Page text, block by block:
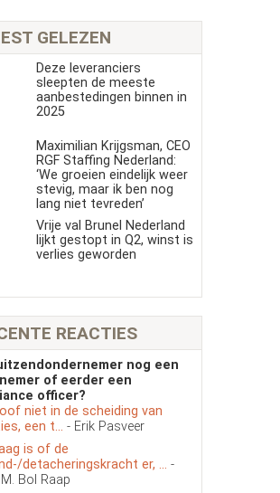
GELEZEN
Deze leveranciers
sleepten de meeste
aanbestedingen binnen in
2025
Maximilian Krijgsman, CEO
RGF Staffing Nederland:
‘We groeien eindelijk weer
stevig, maar ik ben nog
lang niet tevreden’
Vrije val Brunel Nederland
lijkt gestopt in Q2, winst is
verlies geworden
REACTIES
nog een
of eerder een
officer?
niet in de scheiding van
een t... - Erik Pasveer
is of de
detacheringskracht er, ... -
Bol Raap